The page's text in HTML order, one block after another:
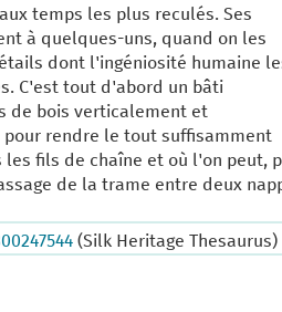
temps les plus reculés. Ses
à quelques-uns, quand on les
dont l'ingéniosité humaine
C'est tout d'abord un bâti
de bois verticalement et
rendre le tout suffisamment
fils de chaîne et où l'on peut,
de la trame entre deux
(Silk Heritage Thesaurus)